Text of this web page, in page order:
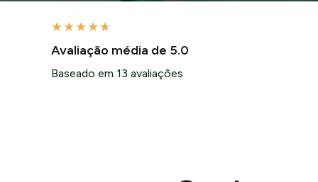
★★★★★
Avaliação média de 5.0
Baseado em 13 avaliações